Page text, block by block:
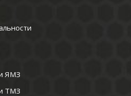
ЯМЗ
ТМЗ